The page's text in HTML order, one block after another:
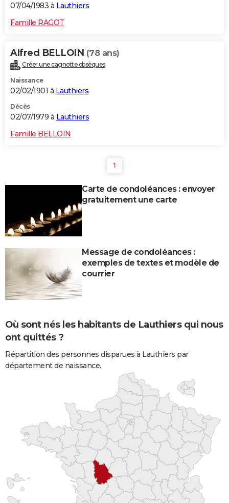
07/04/1983 à Lauthiers
Famille RAGOT
Alfred BELLOIN (78 ans)
Créer une cagnotte obsèques
Naissance
02/02/1901 à Lauthiers
Décès
02/07/1979 à Lauthiers
Famille BELLOIN
1
Carte de condoléances : envoyer
gratuitement une carte
Message de condoléances :
exemples de textes et modèle de
courrier
Où sont nés les habitants de Lauthiers qui nous
ont quittés ?
Répartition des personnes disparues à Lauthiers par
département de naissance.